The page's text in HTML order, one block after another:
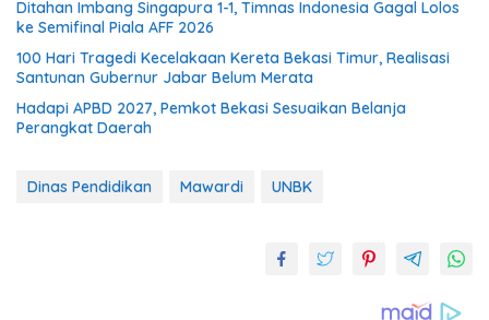
Ditahan Imbang Singapura 1-1, Timnas Indonesia Gagal Lolos
ke Semifinal Piala AFF 2026
100 Hari Tragedi Kecelakaan Kereta Bekasi Timur, Realisasi
Santunan Gubernur Jabar Belum Merata
Hadapi APBD 2027, Pemkot Bekasi Sesuaikan Belanja
Perangkat Daerah
Dinas Pendidikan Mawardi UNBK